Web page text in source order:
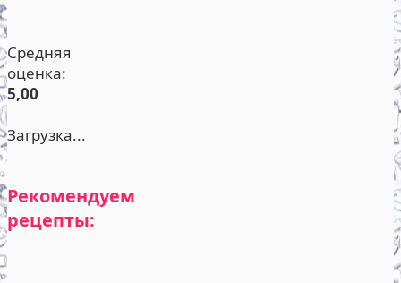
Средняя
оценка:
5,00
Загрузка...
Рекомендуем
рецепты: